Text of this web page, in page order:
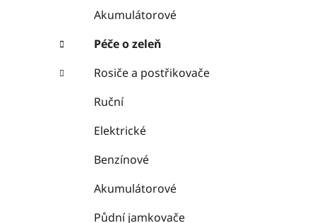
Akumulátorové
Péče o zeleň
Rosiče a postřikovače
Ruční
Elektrické
Benzínové
Akumulátorové
Půdní jamkovače